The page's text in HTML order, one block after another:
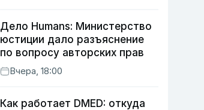
Дело Humans: Министерство
юстиции дало разъяснение
по вопросу авторских прав
Вчера, 18:00
Как работает DMED: откуда